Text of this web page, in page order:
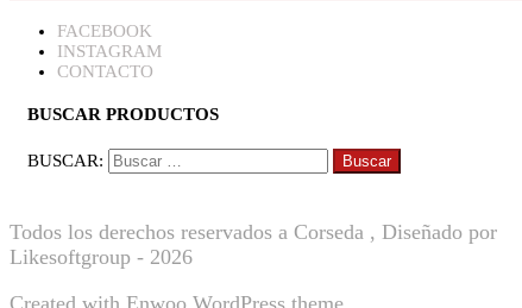
FACEBOOK
INSTAGRAM
CONTACTO
BUSCAR PRODUCTOS
BUSCAR:
Todos los derechos reservados a Corseda , Diseñado por
Likesoftgroup - 2026
Created with Enwoo WordPress theme